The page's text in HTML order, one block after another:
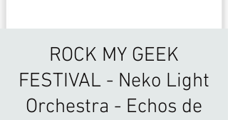
ROCK MY GEEK
FESTIVAL - Neko Light
Orchestra - Echos de